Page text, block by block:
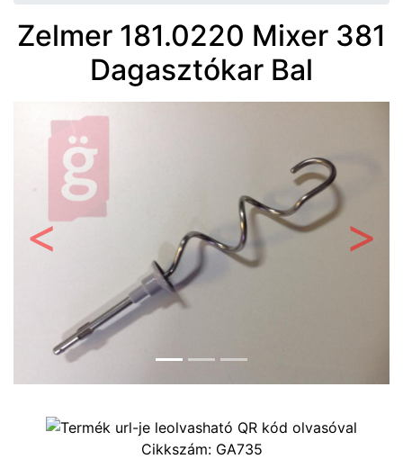
Zelmer 181.0220 Mixer 381
Dagasztókar Bal
Előző
Cikkszám: GA735